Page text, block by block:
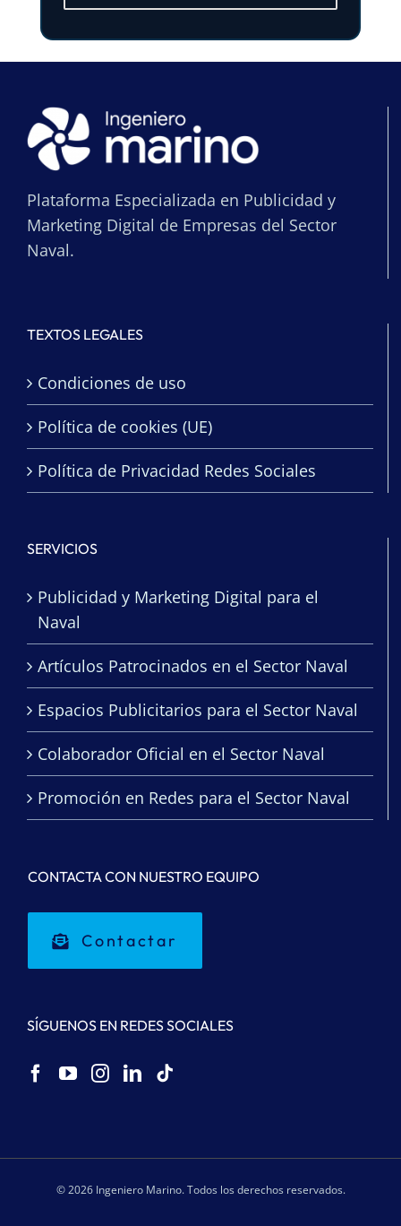
Plataforma Especializada en Publicidad y
Marketing Digital de Empresas del Sector
Naval.
TEXTOS LEGALES
Condiciones de uso
Política de cookies (UE)
Política de Privacidad Redes Sociales
SERVICIOS
Publicidad y Marketing Digital para el
Naval
Artículos Patrocinados en el Sector Naval
Espacios Publicitarios para el Sector Naval
Colaborador Oficial en el Sector Naval
Promoción en Redes para el Sector Naval
CONTACTA CON NUESTRO EQUIPO
Contactar
SÍGUENOS EN REDES SOCIALES
© 2026 Ingeniero Marino. Todos los derechos reservados.